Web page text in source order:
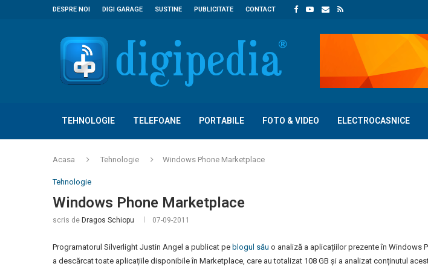
DESPRE NOI DIGI GARAGE SUSTINE PUBLICITATE CONTACT
TEHNOLOGIE TELEFOANE PORTABILE FOTO & VIDEO ELECTROCASNICE
Acasa Tehnologie Windows Phone Marketplace
Tehnologie
Windows Phone Marketplace
scris de Dragos Schiopu 07-09-2011
Programatorul Silverlight Justin Angel a publicat pe blogul său o analiză a aplicațiilor prezente în Windows
a descărcat toate aplicațiile disponibile în Marketplace, care au totalizat 108 GB și a analizat conținutul